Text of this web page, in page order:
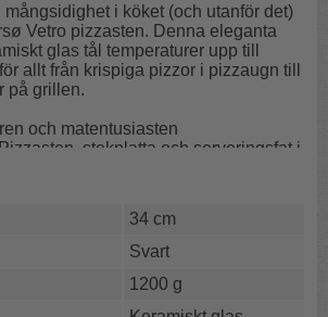
i köket (och utanför det)
Vetro pizzasten. Denna eleganta
glas tål temperaturer upp till
allt från krispiga pizzor i pizzaugn till
på grillen.
och matentusiasten
stekplatta och serveringsfat i
lika bra i ugn, grill eller pizzaugn
högkvalitativt keramiskt glas ger dig
värmefördelning som resulterar i
gång. Men det slutar inte
34 cm
Svart
1200 g